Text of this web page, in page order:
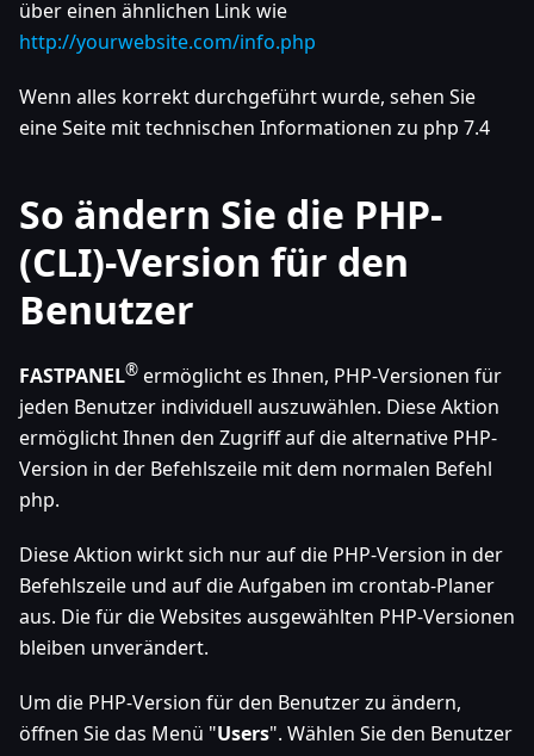
über einen ähnlichen Link wie
http://yourwebsite.com/info.php
Wenn alles korrekt durchgeführt wurde, sehen Sie
eine Seite mit technischen Informationen zu php 7.4
So ändern Sie die PHP-
(CLI)-Version für den
Benutzer
FASTPANEL® ermöglicht es Ihnen, PHP-Versionen für
jeden Benutzer individuell auszuwählen. Diese Aktion
ermöglicht Ihnen den Zugriff auf die alternative PHP-
Version in der Befehlszeile mit dem normalen Befehl
php.
Diese Aktion wirkt sich nur auf die PHP-Version in der
Befehlszeile und auf die Aufgaben im crontab-Planer
aus. Die für die Websites ausgewählten PHP-Versionen
bleiben unverändert.
Um die PHP-Version für den Benutzer zu ändern,
öffnen Sie das Menü "Users". Wählen Sie den Benutzer